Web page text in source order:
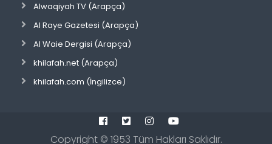
Alwaqiyah TV (Arapça)
Al Raye Gazetesi (Arapça)
Al Waie Dergisi (Arapça)
khilafah.net (Arapça)
khilafah.com (İngilizce)
Copyright © 1953 Tüm Hakları Saklıdır.